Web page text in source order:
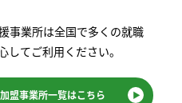
事業所は全国で多くの就職
てご利⽤ください。
盟事業所一覧はこちら